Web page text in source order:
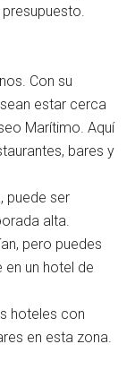
Con su
estar cerca
Marítimo. Aquí
bares y
puede ser
alta.
pero puedes
un hotel de
hoteles con
en esta zona.